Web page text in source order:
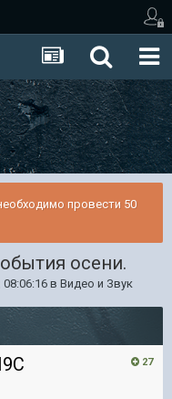
провести 50
осени.
08:06:16в Видео и Звук
27